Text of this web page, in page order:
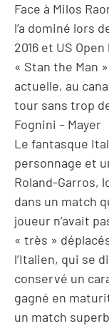
Face à Milos
l’a dominé lors
2016 et US
« Stan the Man
actuelle, au
tour sans trop
Fognini – Mayer
Le fantasque
personnage et
Roland-Garros,
dans un match
joueur n’avait
« très »
l’Italien, qui se
conservé un
gagné en
un match